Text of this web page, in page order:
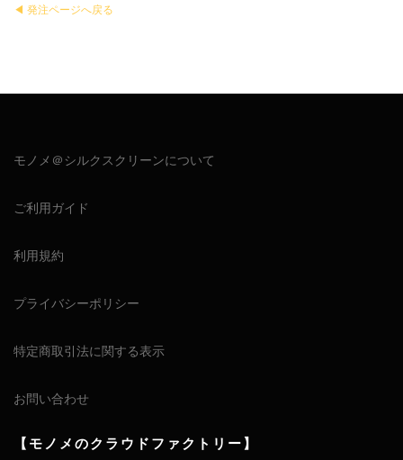
◀︎ 発注ページへ戻る
モノメ＠シルクスクリーンについて
ご利用ガイド
利用規約
プライバシーポリシー
特定商取引法に関する表示
お問い合わせ
【モノメのクラウドファクトリー】